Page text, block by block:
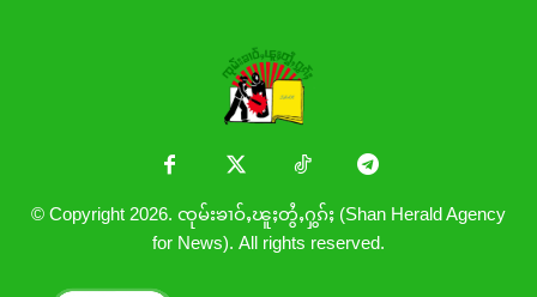
© Copyright 2026. ၸုမ်းၶၢဝ်ႇၽူႈတွႆႇႁွၵ်ႈ (Shan Herald Agency
for News). All rights reserved.